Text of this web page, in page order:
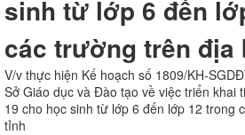
sinh từ lớp 6 đến
các trường trên địa
V/v thực hiện Kế hoạch số 1809/KH-
Sở Giáo dục và Đào tạo về việc triển khai
19 cho học sinh từ lớp 6 đến lớp 12 trong
tỉnh